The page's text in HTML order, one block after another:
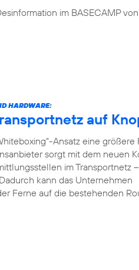
im BASECAMP
HARDWARE:
auf
Ansatz eine größere
sorgt mit dem neuen
im Transportnetz
kann das Unternehmen
Ferne auf die bestehenden